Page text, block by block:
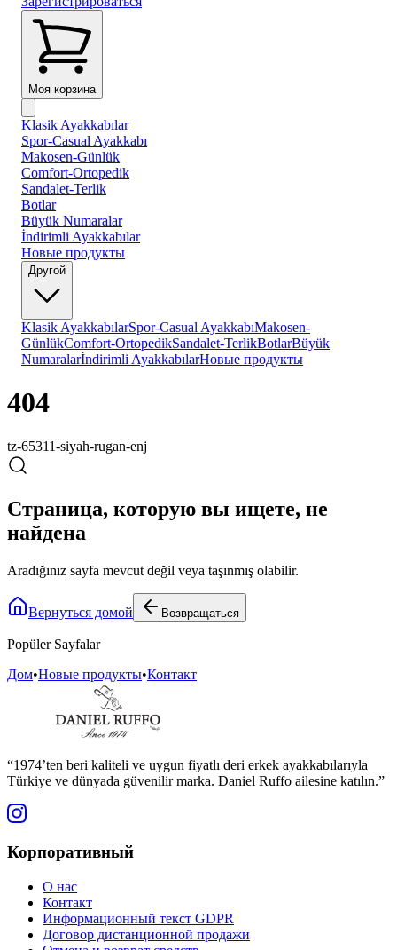
Моя корзина
Klasik Ayakkabılar
Spor-Casual Ayakkabı
Makosen-Günlük
Comfort-Ortopedik
Sandalet-Terlik
Botlar
Büyük Numaralar
İndirimli Ayakkabılar
Новые продукты
Другой
Klasik AyakkabılarSpor-Casual AyakkabıMakosen-
GünlükComfort-OrtopedikSandalet-TerlikBotlarBüyük
Numaralarİndirimli AyakkabılarНовые продукты
404
tz-65311-siyah-rugan-enj
Страница, которую вы ищете, не
найдена
Aradığınız sayfa mevcut değil veya taşınmış olabilir.
Вернуться домой Возвращаться
Popüler Sayfalar
Дом•Новые продукты•Контакт
“1974’ten beri kaliteli ve uygun fiyatlı deri erkek ayakkabılarıyla
Türkiye ve dünyada güvenilir marka. Daniel Ruffo ailesine katılın.”
Корпоративный
О нас
Контакт
Информационный текст GDPR
Договор дистанционной продажи